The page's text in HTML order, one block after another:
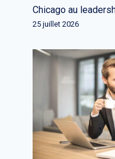
Chicago au
25 juillet 2026